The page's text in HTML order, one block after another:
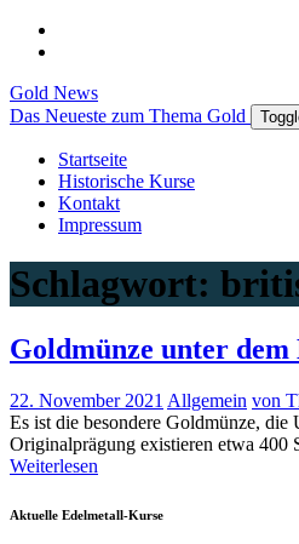
Gold News
Das Neueste zum Thema Gold
Startseite
Historische Kurse
Kontakt
Impressum
Schlagwort:
Goldmünze unter
22. November 2021 Allgemein von
Es ist die besondere Goldmünze,
Originalprägung existieren etwa 400
Weiterlesen
Aktuelle Edelmetall-Kurse